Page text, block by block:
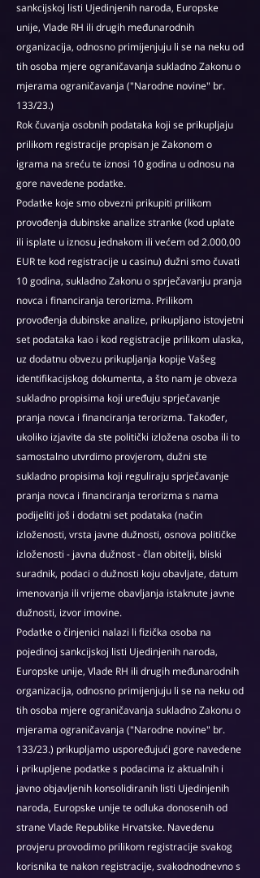
sankcijskoj listi Ujedinjenih naroda, Europske
unije, Vlade RH ili drugih međunarodnih
organizacija, odnosno primijenjuju li se na neku od
tih osoba mjere ograničavanja sukladno Zakonu o
mjerama ograničavanja ("Narodne novine" br.
133/23.)
Rok čuvanja osobnih podataka koji se prikupljaju
prilikom registracije propisan je Zakonom o
igrama na sreću te iznosi 10 godina u odnosu na
gore navedene podatke.
Podatke koje smo obvezni prikupiti prilikom
provođenja dubinske analize stranke (kod uplate
ili isplate u iznosu jednakom ili većem od 2.000,00
EUR te kod registracije u casinu) dužni smo čuvati
10 godina, sukladno Zakonu o sprječavanju pranja
novca i financiranja terorizma. Prilikom
provođenja dubinske analize, prikupljano istovjetni
set podataka kao i kod registracije prilikom ulaska,
uz dodatnu obvezu prikupljanja kopije Vašeg
identifikacijskog dokumenta, a što nam je obveza
sukladno propisima koji uređuju sprječavanje
pranja novca i financiranja terorizma. Također,
ukoliko izjavite da ste politički izložena osoba ili to
samostalno utvrdimo provjerom, dužni ste
sukladno propisima koji reguliraju sprječavanje
pranja novca i financiranja terorizma s nama
podijeliti još i dodatni set podataka (način
izloženosti, vrsta javne dužnosti, osnova političke
izloženosti - javna dužnost - član obitelji, bliski
suradnik, podaci o dužnosti koju obavljate, datum
imenovanja ili vrijeme obavljanja istaknute javne
dužnosti, izvor imovine.
Podatke o činjenici nalazi li fizička osoba na
pojedinoj sankcijskoj listi Ujedinjenih naroda,
Europske unije, Vlade RH ili drugih međunarodnih
organizacija, odnosno primijenjuju li se na neku od
tih osoba mjere ograničavanja sukladno Zakonu o
mjerama ograničavanja ("Narodne novine" br.
133/23.) prikupljamo uspoređujući gore navedene
i prikupljene podatke s podacima iz aktualnih i
javno objavljenih konsolidiranih listi Ujedinjenih
naroda, Europske unije te odluka donosenih od
strane Vlade Republike Hrvatske. Navedenu
provjeru provodimo prilikom registracije svakog
korisnika te nakon registracije, svakodnodnevno s